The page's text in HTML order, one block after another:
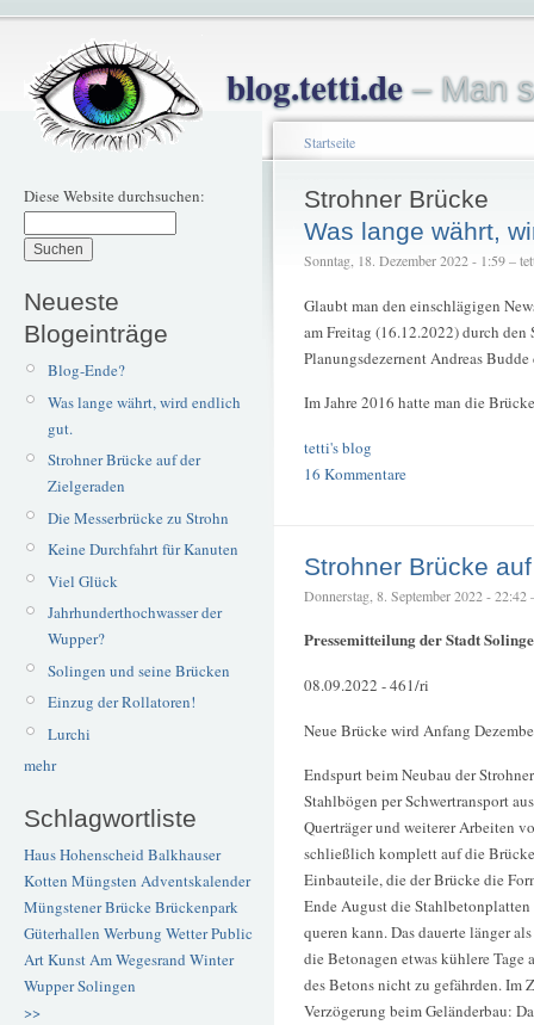
blog.tetti.de– Man
Diese Website durchsuchen:
Neueste
Blogeinträge
Blog-Ende?
Was lange währt, wird endlich
gut.
Strohner Brücke auf der
Zielgeraden
Die Messerbrücke zu Strohn
Keine Durchfahrt für Kanuten
Viel Glück
Jahrhunderthochwasser der
Wupper?
Solingen und seine Brücken
Einzug der Rollatoren!
Lurchi
mehr
Schlagwortliste
Haus Hohenscheid Balkhauser
Kotten Müngsten Adventskalender
Müngstener BrückeBrückenpark
Güterhallen Werbung WetterPublic
ArtKunstAm Wegesrand Winter
WupperSolingen
>>
Startseite
Strohner Brücke
Was lange währt,
Sonntag, 18. Dezember 2022 - 1:59 –
Glaubt man den einschlägigen
am Freitag (16.12.2022) durch
Planungsdezernent Andreas
Im Jahre 2016 hatte man die
tetti's blog
16 Kommentare
Strohner Brücke
Donnerstag, 8. September 2022 - 22:42
Pressemitteilung der Stadt
08.09.2022 - 461/ri
Neue Brücke wird Anfang
Endspurt beim Neubau der
Stahlbögen per Schwertransport
Querträger und weiterer Arbeiten
schließlich komplett auf die
Einbauteile, die der Brücke die
Ende August die
queren kann. Das dauerte länger
die Betonagen etwas kühlere
des Betons nicht zu gefährden. Im
Verzögerung beim Geländerbau: